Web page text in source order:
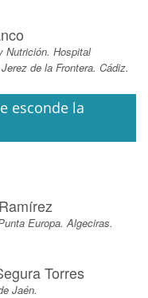
Nutrición. Hospital
de la Frontera. Cádiz.
esconde la
Europa. Algeciras.
Torres
Jaén.